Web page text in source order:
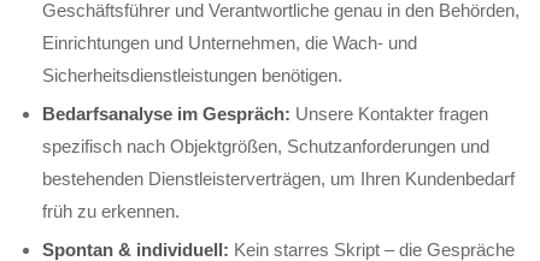
Geschäftsführer und Verantwortliche genau in den Behörden,
Einrichtungen und Unternehmen, die Wach- und
Sicherheitsdienstleistungen benötigen.
Bedarfsanalyse im Gespräch: Unsere Kontakter fragen
spezifisch nach Objektgrößen, Schutzanforderungen und
bestehenden Dienstleisterverträgen, um Ihren Kundenbedarf
früh zu erkennen.
Spontan & individuell: Kein starres Skript – die Gespräche